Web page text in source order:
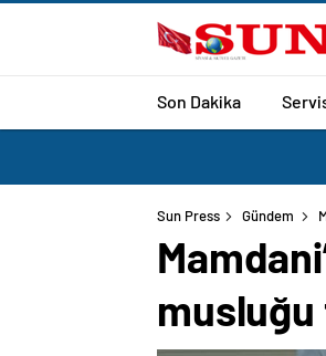
Son Dakika
Sun Press Gündem
musluğu